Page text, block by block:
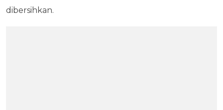
dibersihkan.